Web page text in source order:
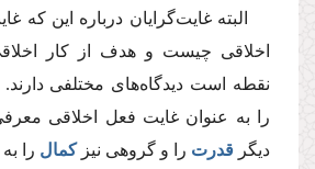
البته غایت‌گرایان درباره این
اخلاقی چیست و هدف از كار
نقطه است دیدگاه‌های مختلفی دارند.
را به عنوان غایت فعل اخلاقی
دیگر قدرت را و گروهی نیزكمال را